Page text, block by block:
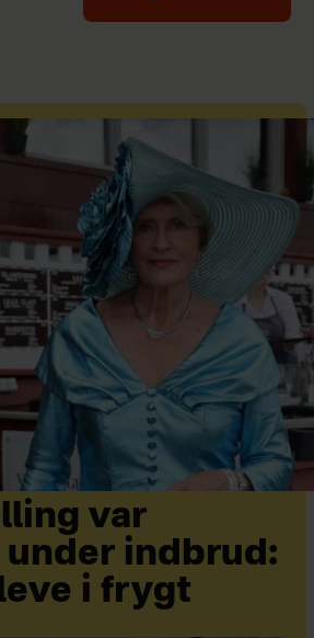
var
under indbrud:
i frygt